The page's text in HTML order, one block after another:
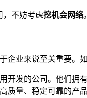
，不妨考虑挖机会网络
企业来说至关重要。
开发的公司。他们拥
质量、稳定可靠的产品